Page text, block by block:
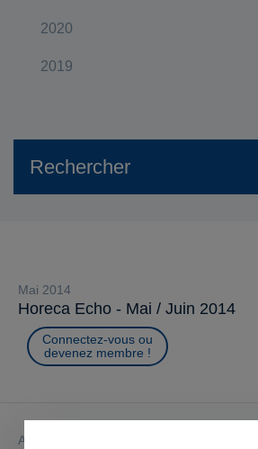
2020
2019
mai 2014
Horeca Echo - Mai / Juin 2014
Connectez-vous ou
devenez membre !